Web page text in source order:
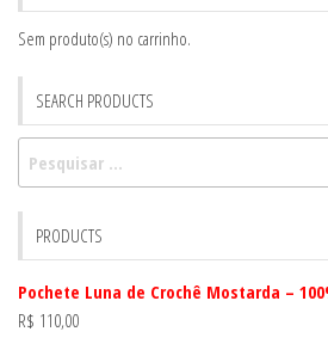
Sem produto(s) no carrinho.
SEARCH PRODUCTS
Pesquisar
por:
PRODUCTS
Pochete Luna de Crochê Mostarda –
R$ 110,00